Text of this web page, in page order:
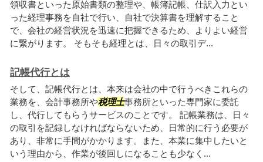
領収書といった原始書類の整理や、帳簿記帳、仕訳入力とい
った経理事務を自社で行い、自社で決算書を理解すること
で、会社の経営状況を迅速に把握できるため、よりよい経営
に繋がります。 そもそも経理とは、日々の取引デ...
記帳代行とは
そして、記帳代行とは、本来は会社の中で行うべきこれらの
業務を、会計事務所や税理士事務所といった専門家に委託
し、代行してもらうサービスのことです。 記帳業務は、日々
の取引を記録しなければならないため、日常的に行う必要が
あり、非常に手間がかかります。また、本業に集中したいと
いう理由から、作業が後回しになることも少なく...